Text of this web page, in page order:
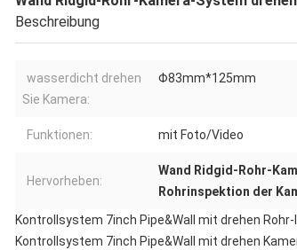
Beschreibung
wasserdicht drehen
Sie Kamera:
Φ83mm*125mm
Funktionen: mit Foto/Video
Hervorheben:
Wand Ridgid-Rohr-
Rohrinspektion der
Kontrollsystem 7inch Pipe&Wall mit drehen
Kontrollsystem 7inch Pipe&Wall mit drehen